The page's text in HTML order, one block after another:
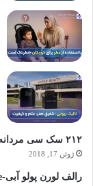
۲۱۲ سک سی مردانه – Carolina Herrera 212 s-xy Men
ژوئن 17, 2018
رالف لورن پولو آبی-Ralph Lauren Polo Blue